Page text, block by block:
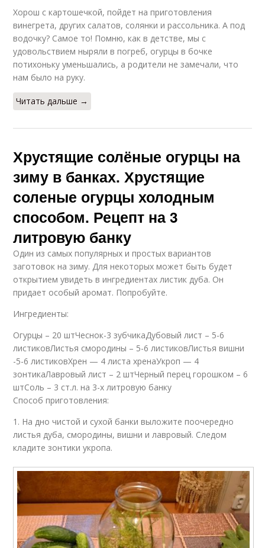
Хорош с картошечкой, пойдет на приготовления
винегрета, других салатов, солянки и рассольника. А под
водочку? Самое то! Помню, как в детстве, мы с
удовольствием ныряли в погреб, огурцы в бочке
потихоньку уменьшались, а родители не замечали, что
нам было на руку.
Читать дальше →
Хрустящие солёные огурцы на
зиму в банках. Хрустящие
соленые огурцы холодным
способом. Рецепт на 3
литровую банку
Один из самых популярных и простых вариантов
заготовок на зиму. Для некоторых может быть будет
открытием увидеть в ингредиентах листик дуба. Он
придает особый аромат. Попробуйте.
Ингредиенты:
Огурцы – 20 штЧеснок-3 зубчикаДубовый лист – 5-6
листиковЛистья смородины – 5-6 листиковЛистья вишни
-5-6 листиковХрен — 4 листа хренаУкроп — 4
зонтикаЛавровый лист – 2 штЧерный перец горошком – 6
штСоль – 3 ст.л. на 3-х литровую банку
Способ приготовления:
1. На дно чистой и сухой банки выложите поочередно
листья дуба, смородины, вишни и лавровый. Следом
кладите зонтики укропа.